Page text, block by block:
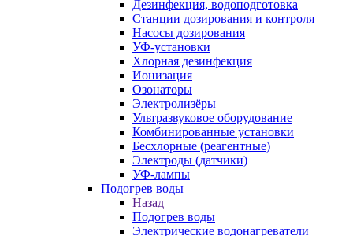
Дезинфекция, водоподготовка
Станции дозирования и контроля
Насосы дозирования
УФ-установки
Хлорная дезинфекция
Ионизация
Озонаторы
Электролизёры
Ультразвуковое оборудование
Комбинированные установки
Бесхлорные (реагентные)
Электроды (датчики)
УФ-лампы
Подогрев воды
Назад
Подогрев воды
Электрические водонагреватели